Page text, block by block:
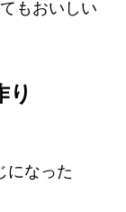
もおいしい
になった